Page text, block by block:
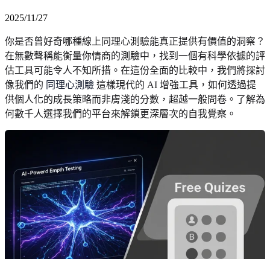
2025/11/27
你是否曾好奇哪種線上同理心測驗能真正提供有價值的洞察？
在無數聲稱能衡量你情商的測驗中，找到一個有科學依據的評
估工具可能令人不知所措。在這份全面的比較中，我們將探討
像我們的 同理心測驗 這樣現代的 AI 增強工具，如何透過提
供個人化的成長策略而非膚淺的分數，超越一般問卷。了解為
何數千人選擇我們的平台來解鎖更深層次的自我覺察。